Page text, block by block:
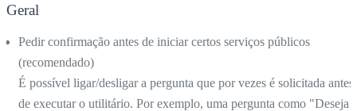
Geral
Pedir confirmação antes de iniciar certos serviços públicos
(recomendado)
É possível ligar/desligar a pergunta que por vezes é solicitada antes
de executar o utilitário. Por exemplo, uma pergunta como "Deseja